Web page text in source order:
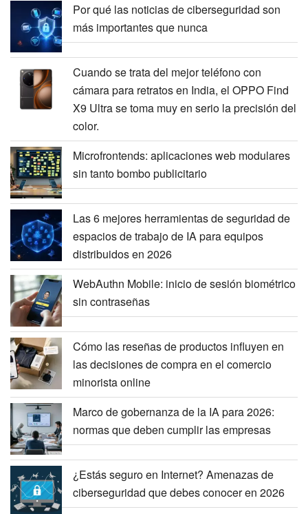
Por qué las noticias de ciberseguridad son
más importantes que nunca
Cuando se trata del mejor teléfono con
cámara para retratos en India, el OPPO Find
X9 Ultra se toma muy en serio la precisión del
color.
Microfrontends: aplicaciones web modulares
sin tanto bombo publicitario
Las 6 mejores herramientas de seguridad de
espacios de trabajo de IA para equipos
distribuidos en 2026
WebAuthn Mobile: inicio de sesión biométrico
sin contraseñas
Cómo las reseñas de productos influyen en
las decisiones de compra en el comercio
minorista online
Marco de gobernanza de la IA para 2026:
normas que deben cumplir las empresas
¿Estás seguro en Internet? Amenazas de
ciberseguridad que debes conocer en 2026